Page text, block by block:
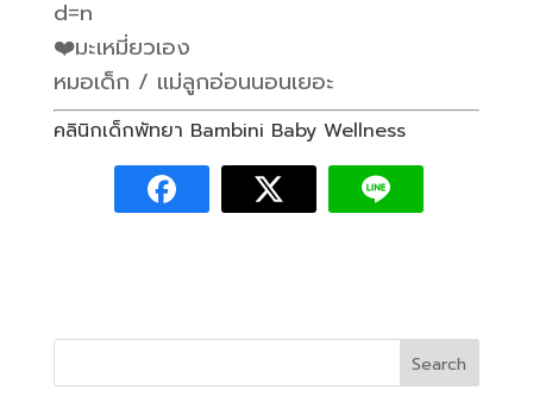
d=n
❤️มะเหมี่ยวเอง
หมอเด็ก / แม่ลูกอ่อนนอนเยอะ
คลินิกเด็กพัทยา Bambini Baby Wellness